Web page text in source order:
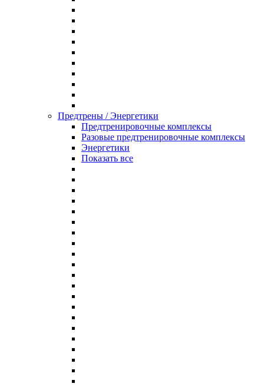
Предтрены / Энергетики
Предтренировочные комплексы
Разовые предтренировочные комплексы
Энергетики
Показать все